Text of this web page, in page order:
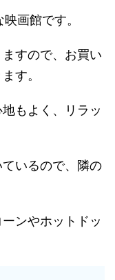
映画館です。
すので、 お買い
す。
もよく、リラッ
いるので、 隣の
ンやホットドッ